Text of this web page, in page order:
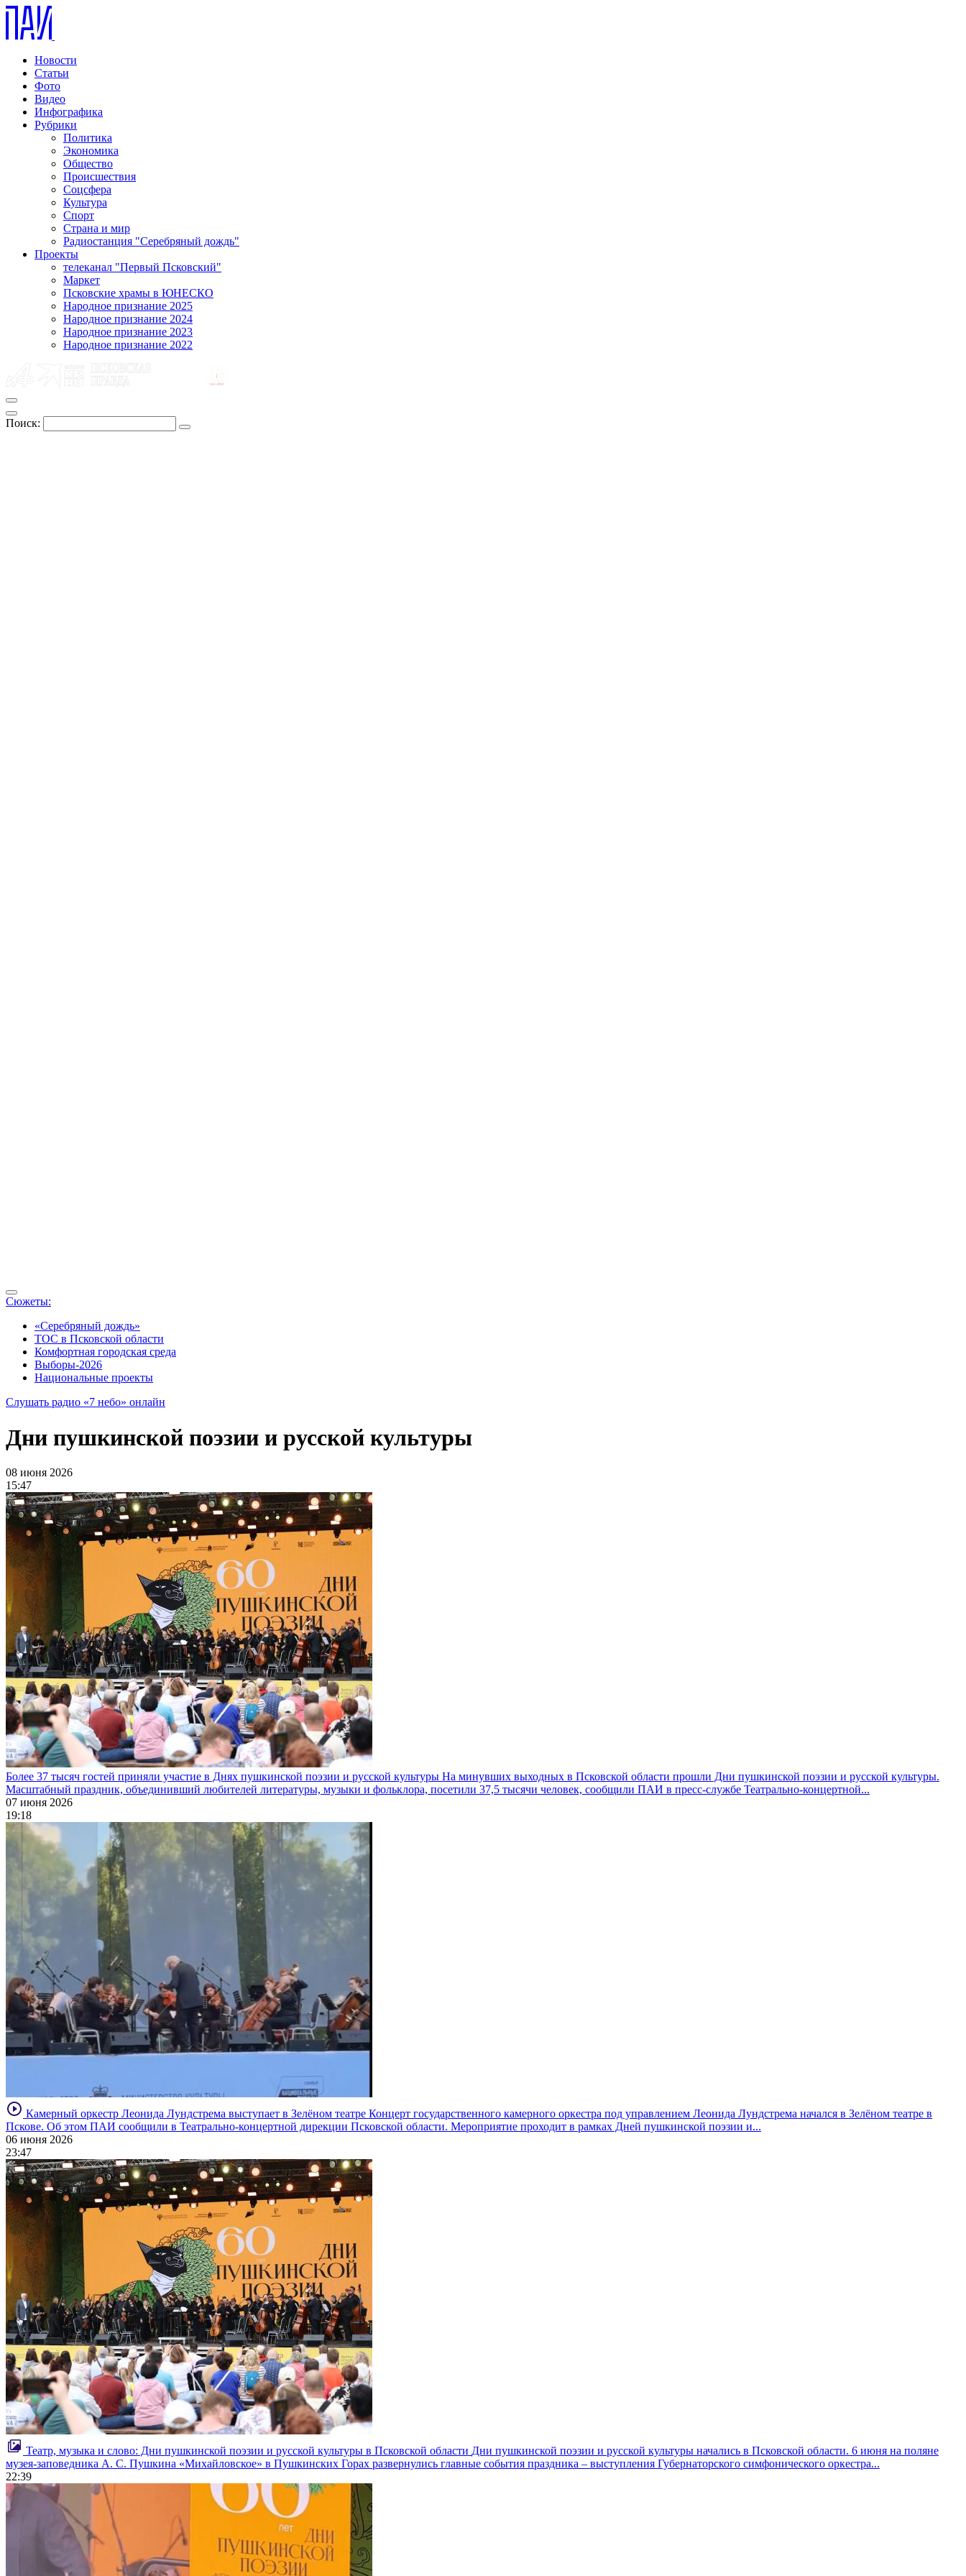
Новости
Статьи
Фото
Видео
Инфографика
Рубрики
Политика
Экономика
Общество
Происшествия
Соцсфера
Культура
Спорт
Страна и мир
Радиостанция "Серебряный дождь"
Проекты
телеканал "Первый Псковский"
Маркет
Псковские храмы в ЮНЕСКО
Народное признание 2025
Народное признание 2024
Народное признание 2023
Народное признание 2022
Поиск:
Сюжеты:
«Серебряный дождь»
ТОС в Псковской области
Комфортная городская среда
Выборы-2026
Национальные проекты
Слушать радио «7 небо» онлайн
Дни пушкинской поэзии и русской культуры
08 июня 2026
15:47
Более 37 тысяч гостей приняли участие в Днях пушкинской поэзии и русской культуры На минувших выходных в Псковской области прошли Дни пушкинской поэзии и русской культуры.
Масштабный праздник, объединивший любителей литературы, музыки и фольклора, посетили 37,5 тысячи человек, сообщили ПАИ в пресс-службе Театрально-концертной...
07 июня 2026
19:18
Камерный оркестр Леонида Лундстрема выступает в Зелёном театре Концерт государственного камерного оркестра под управлением Леонида Лундстрема начался в Зелёном театре в
Пскове. Об этом ПАИ сообщили в Театрально-концертной дирекции Псковской области. Мероприятие проходит в рамках Дней пушкинской поэзии и...
06 июня 2026
23:47
Театр, музыка и слово: Дни пушкинской поэзии и русской культуры в Псковской области Дни пушкинской поэзии и русской культуры начались в Псковской области. 6 июня на поляне
музея-заповедника А. С. Пушкина «Михайловское» в Пушкинских Горах развернулись главные события праздника – выступления Губернаторского симфонического оркестра...
22:39